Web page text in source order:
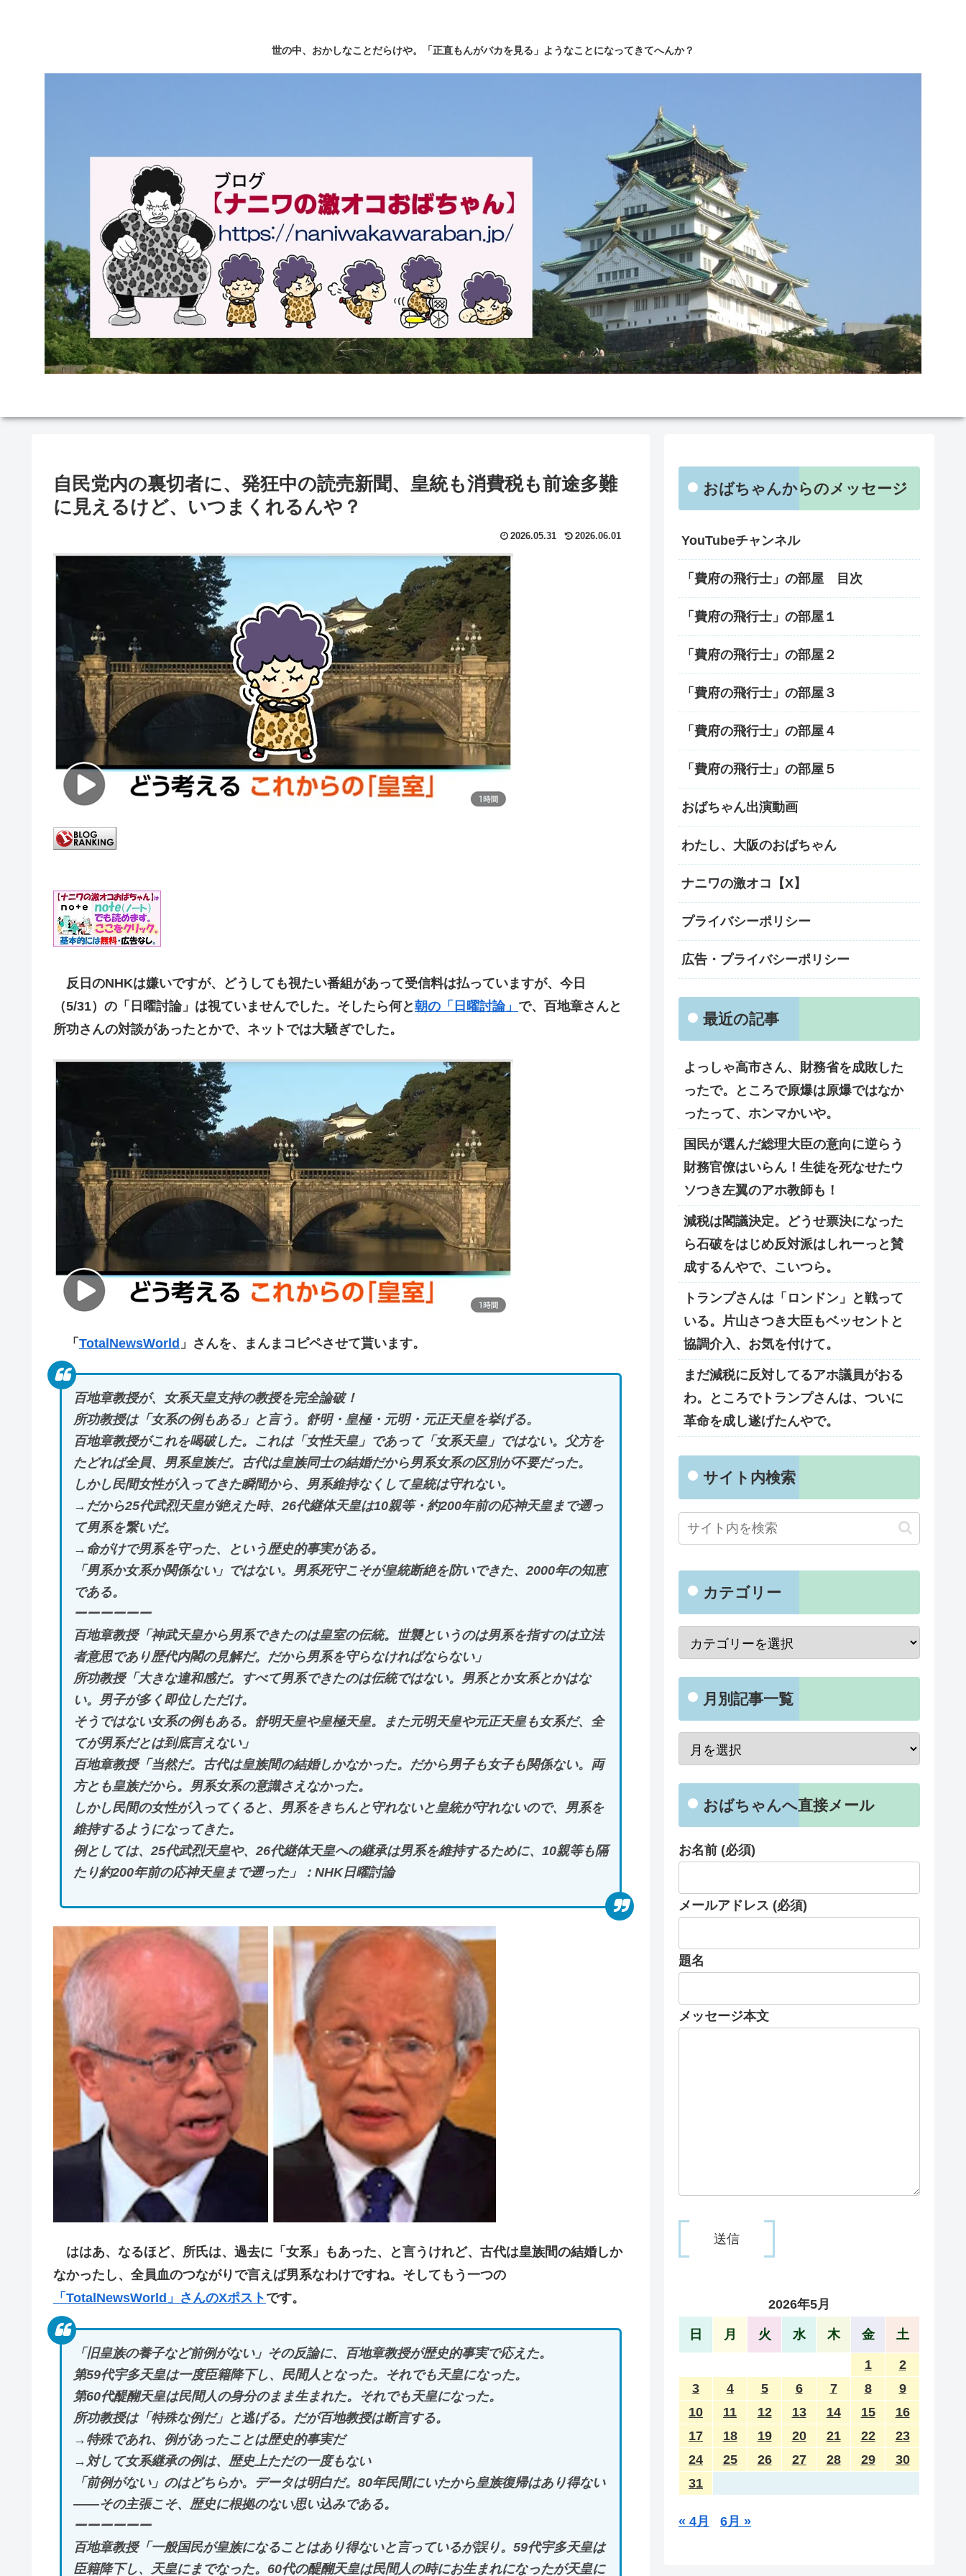
世の中、おかしなことだらけや。「正直もんがバカを見る」ようなことになってきてへんか？
自民党内の裏切者に、発狂中の読売新聞、皇統も消費税も前途多難
に見えるけど、いつまくれるんや？
2026.05.31 2026.06.01
反日のNHKは嫌いですが、どうしても視たい番組があって受信料は払っていますが、今日
（5/31）の「日曜討論」は視ていませんでした。そしたら何と朝の「日曜討論」 で、百地章さんと
所功さんの対談があったとかで、ネットでは大騒ぎでした。
「 TotalNewsWorld 」さんを、まんまコピペさせて貰います。
百地章教授が、女系天皇支持の教授を完全論破！
所功教授は「女系の例もある」と言う。舒明・皇極・元明・元正天皇を挙げる。
百地章教授がこれを喝破した。これは「女性天皇」であって「女系天皇」ではない。父方を
たどれば全員、男系皇族だ。古代は皇族同士の結婚だから男系女系の区別が不要だった。
しかし民間女性が入ってきた瞬間から、男系維持なくして皇統は守れない。
→だから25代武烈天皇が絶えた時、26代継体天皇は10親等・約200年前の応神天皇まで遡っ
て男系を繋いだ。
→命がけで男系を守った、という歴史的事実がある。
「男系か女系か関係ない」ではない。男系死守こそが皇統断絶を防いできた、2000年の知恵
である。
ーーーーーー
百地章教授「神武天皇から男系できたのは皇室の伝統。世襲というのは男系を指すのは立法
者意思であり歴代内閣の見解だ。だから男系を守らなければならない」
所功教授「大きな違和感だ。すべて男系できたのは伝統ではない。男系とか女系とかはな
い。男子が多く即位しただけ。
そうではない女系の例もある。舒明天皇や皇極天皇。また元明天皇や元正天皇も女系だ、全
てが男系だとは到底言えない」
百地章教授「当然だ。古代は皇族間の結婚しかなかった。だから男子も女子も関係ない。両
方とも皇族だから。男系女系の意識さえなかった。
しかし民間の女性が入ってくると、男系をきちんと守れないと皇統が守れないので、男系を
維持するようになってきた。
例としては、25代武烈天皇や、26代継体天皇への継承は男系を維持するために、10親等も隔
たり約200年前の応神天皇まで遡った」：NHK日曜討論
ははあ、なるほど、所氏は、過去に「女系」もあった、と言うけれど、古代は皇族間の結婚しか
なかったし、全員血のつながりで言えば男系なわけですね。そしてもう一つの
「TotalNewsWorld」さんのXポスト です。
「旧皇族の養子など前例がない」その反論に、百地章教授が歴史的事実で応えた。
第59代宇多天皇は一度臣籍降下し、民間人となった。それでも天皇になった。
第60代醍醐天皇は民間人の身分のまま生まれた。それでも天皇になった。
所功教授は「特殊な例だ」と逃げる。だが百地教授は断言する。
→特殊であれ、例があったことは歴史的事実だ
→対して女系継承の例は、歴史上ただの一度もない
「前例がない」のはどちらか。データは明白だ。80年民間にいたから皇族復帰はあり得ない
——その主張こそ、歴史に根拠のない思い込みである。
ーーーーーー
百地章教授「一般国民が皇族になることはあり得ないと言っているが誤り。59代宇多天皇は
臣籍降下し、天皇にまでなった。60代の醍醐天皇は民間人の時にお生まれになったが天皇に
おばちゃんからのメッセージ
YouTubeチャンネル
「費府の飛行士」の部屋 目次
「費府の飛行士」の部屋１
「費府の飛行士」の部屋２
「費府の飛行士」の部屋３
「費府の飛行士」の部屋４
「費府の飛行士」の部屋５
おばちゃん出演動画
わたし、大阪のおばちゃん
ナニワの激オコ【X】
プライバシーポリシー
広告・プライバシーポリシー
最近の記事
よっしゃ高市さん、財務省を成敗した
ったで。ところで原爆は原爆ではなか
ったって、ホンマかいや。
国民が選んだ総理大臣の意向に逆らう
財務官僚はいらん！生徒を死なせたウ
ソつき左翼のアホ教師も！
減税は閣議決定。どうせ票決になった
ら石破をはじめ反対派はしれーっと賛
成するんやで、こいつら。
トランプさんは「ロンドン」と戦って
いる。片山さつき大臣もベッセントと
協調介入、お気を付けて。
まだ減税に反対してるアホ議員がおる
わ。ところでトランプさんは、ついに
革命を成し遂げたんやで。
サイト内検索
カテゴリー
月別記事一覧
おばちゃんへ直接メール
お名前 (必須)
メールアドレス (必須)
題名
メッセージ本文
2026年5月
日 月 火 水 木 金 土
1
2
3
4 5 6 7 8
9
10
11 12 13 14 15
16
17
18 19 20 21 22
23
24
25 26 27 28 29
30
31
« 4月 6月 »